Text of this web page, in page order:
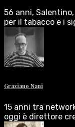
56 anni,
per il tabacco e i
Graziano Nani
15 anni tra
oggi è direttore